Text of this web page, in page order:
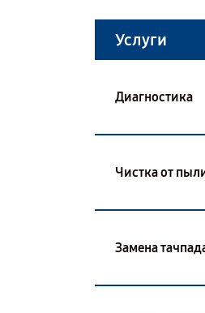
Услуги
Диагностика
Чистка от
Замена